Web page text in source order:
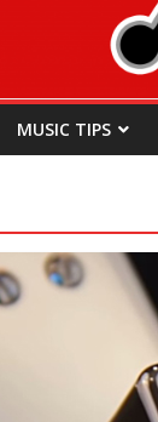
MUSIC TIPS